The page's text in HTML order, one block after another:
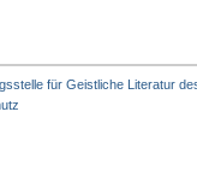
für Geistliche Literatur